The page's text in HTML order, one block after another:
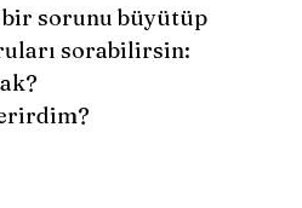
bir sorunu büyütüp
sorabilirsin: